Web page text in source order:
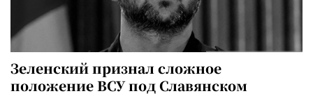
Зеленский признал сложное
положение ВСУ под Славянском